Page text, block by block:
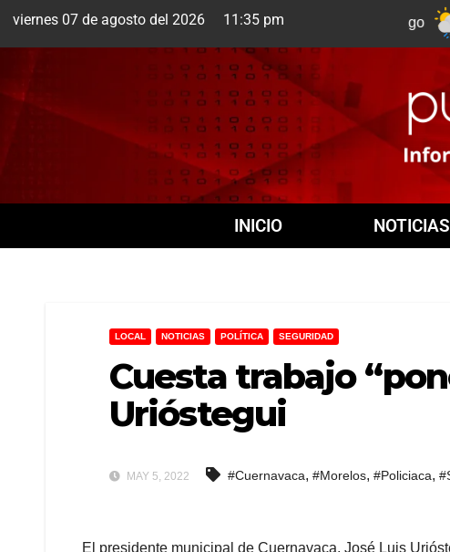
viernes 07 de agosto del 2026 11:35 pm
Cuernavaca +20°C
INICIO NOTICIAS
LOCAL NOTICIAS POLÍTICA SEGURIDAD
Cuesta trabajo
Urióstegui
MAY 5, 2022 #Cuernavaca, #Morelos, #Policiaca,
El presidente municipal de Cuernavaca, José Luis